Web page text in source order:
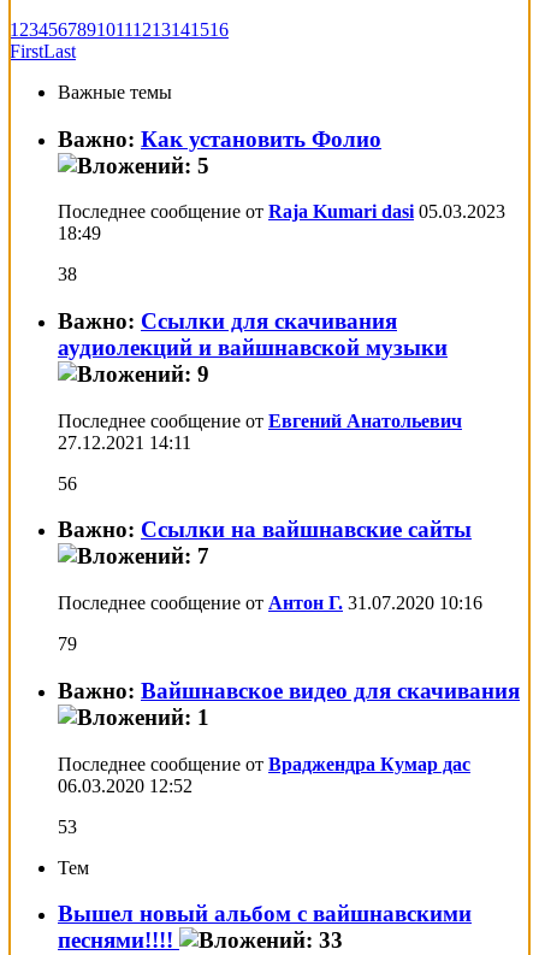
1 2345678910111213141516
FirstLast
Важные темы
Важно: Как установить Фолио
Последнее сообщение от Raja Kumari dasi 05.03.2023
18:49
38
Важно: Ссылки для скачивания
аудиолекций и вайшнавской музыки
Последнее сообщение от Евгений Анатольевич
27.12.2021 14:11
56
Важно: Ссылки на вайшнавские сайты
Последнее сообщение от Антон Г. 31.07.2020 10:16
79
Важно: Вайшнавское видео для скачивания
Последнее сообщение от Враджендра Кумар дас
06.03.2020 12:52
53
Тем
Вышел новый альбом с вайшнавскими
песнями!!!!